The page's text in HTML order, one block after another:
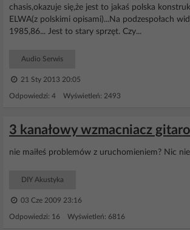
chasis,okazuje się,że jest to jakaś polska
ELWA(z polskimi opisami)...Na podzespołach
1985,86... Jest to stary sprzęt. Czy...
Audio Serwis
21 Sty 2013 20:05
Odpowiedzi: 4 Wyświetleń: 2493
3 kanałowy wzmacniacz
nie maiłeś problemów z uruchomieniem? Nic
DIY Akustyka
03 Cze 2009 23:16
Odpowiedzi: 16 Wyświetleń: 6816